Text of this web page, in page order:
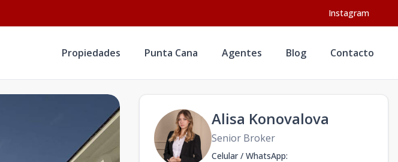
Instagram
Propiedades Punta Cana Agentes Blog Contacto
Alisa Konovalova
Senior Broker
Celular / WhatsApp: